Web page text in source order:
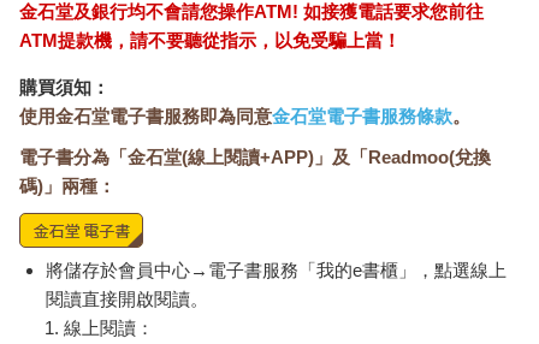
金石堂及銀行均不會請您操作ATM! 如接獲電話要求您前往
ATM提款機，請不要聽從指示，以免受騙上當！
購買須知：
使用金石堂電子書服務即為同意金石堂電子書服務條款。
電子書分為「金石堂(線上閱讀+APP)」及「Readmoo(兌換
碼)」兩種：
將儲存於會員中心→電子書服務「我的e書櫃」，點選線上
閱讀直接開啟閱讀。
線上閱讀：